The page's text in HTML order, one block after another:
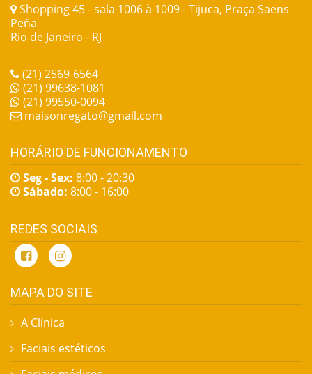
Shopping 45 - sala 1006 à 1009 - Tijuca, Praça Saens
Peña
Rio de Janeiro - RJ
(21) 2569-6564
(21) 99638-1081
(21) 99550-0094
maisonregato@gmail.com
HORÁRIO DE FUNCIONAMENTO
Seg - Sex: 8:00 - 20:30
Sábado: 8:00 - 16:00
REDES SOCIAIS
MAPA DO SITE
A Clínica
Faciais estéticos